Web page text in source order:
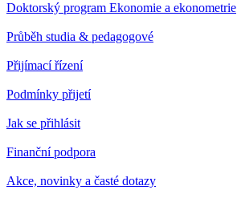
Doktorský program Ekonomie a ekonometrie
Průběh studia & pedagogové
Přijímací řízení
Podmínky přijetí
Jak se přihlásit
Finanční podpora
Akce, novinky a časté dotazy